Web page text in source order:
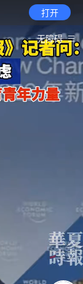
打开
无障碍